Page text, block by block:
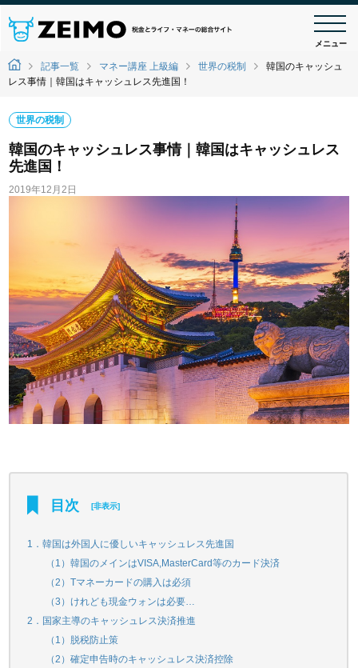
メニュー
記事一覧 マネー講座 上級編 世界の税制
韓国のキャッシュ
レス事情｜韓国はキャッシュレス先進国！
世界の税制
韓国のキャッシュレス事情｜韓国はキャッシュレス
先進国！
2019年12月2日
目次 [非表示]
1．韓国は外国人に優しいキャッシュレス先進国
（1）韓国のメインはVISA,MasterCard等のカード決済
（2）Tマネーカードの購入は必須
（3）けれども現金ウォンは必要…
2．国家主導のキャッシュレス決済推進
（1）脱税防止策
（2）確定申告時のキャッシュレス決済控除